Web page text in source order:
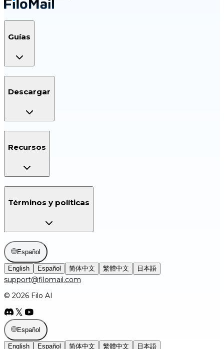
Guías
Descargar
Recursos
Términos y políticas
Español
English Español 简体中文 繁體中文 日本語
support@filomail.com
© 2026 Filo AI
Español
English Español 简体中文 繁體中文 日本語